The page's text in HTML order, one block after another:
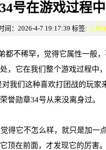
号在游戏过程
间：2026-4-7 19:17:39 标签: 三界
都不稀罕，觉得它属性一般
，它在我们整个游戏过程中
我们这种喜欢打团战的玩家
誉勋章34号从来没离身过。
得它不怎么样，就只是加一
顶在前面，才发现它的厉害